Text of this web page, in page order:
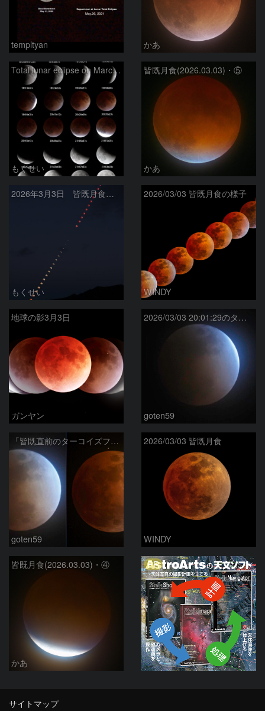
templtyan かあ
Total lunar eclipse on March 3, 2026
もくせい
皆既月食(2026.03.03)・⑤
かあ
2026年3月3日 皆既月食全経過
もくせい
2026/03/03 皆既月食の様子
WINDY
地球の影3月3日
ガンヤン
2026/03/03 20:01:29のターコイズフリンジ
goten59
「皆既直前のターコイズフリンジ」と「皆既中の月」
goten59
2026/03/03 皆既月食
WINDY
皆既月食(2026.03.03)・④
かあ
PR
サイトマップ